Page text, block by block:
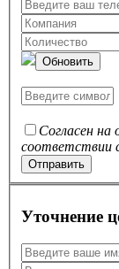
Обновить
Согласен на
соответствии
Уточнение